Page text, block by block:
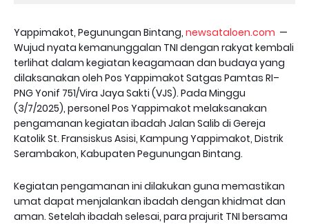
Yappimakot, Pegunungan Bintang, newsataloen.com —
Wujud nyata kemanunggalan TNI dengan rakyat kembali
terlihat dalam kegiatan keagamaan dan budaya yang
dilaksanakan oleh Pos Yappimakot Satgas Pamtas RI–
PNG Yonif 751/Vira Jaya Sakti (VJS). Pada Minggu
(3/7/2025), personel Pos Yappimakot melaksanakan
pengamanan kegiatan ibadah Jalan Salib di Gereja
Katolik St. Fransiskus Asisi, Kampung Yappimakot, Distrik
Serambakon, Kabupaten Pegunungan Bintang.
Kegiatan pengamanan ini dilakukan guna memastikan
umat dapat menjalankan ibadah dengan khidmat dan
aman. Setelah ibadah selesai, para prajurit TNI bersama